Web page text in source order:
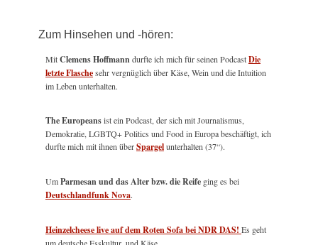
Zum Hinsehen und -hören:
MitClemens Hoffmanndurfte ich mich für seinen PodcastDie
letzte Flaschesehr vergnüglich über Käse, Wein und die Intuition
im Leben unterhalten.
The Europeansist ein Podcast, der sich mit Journalismus,
Demokratie, LGBTQ+ Politics und Food in Europa beschäftigt, ich
durfte mich mit ihnen überSpargelunterhalten (37“).
UmParmesan und das Alter bzw. die Reife ging es bei
Deutschlandfunk Nova.
Heinzelcheese live auf dem Roten Sofa bei NDR DAS! Es geht